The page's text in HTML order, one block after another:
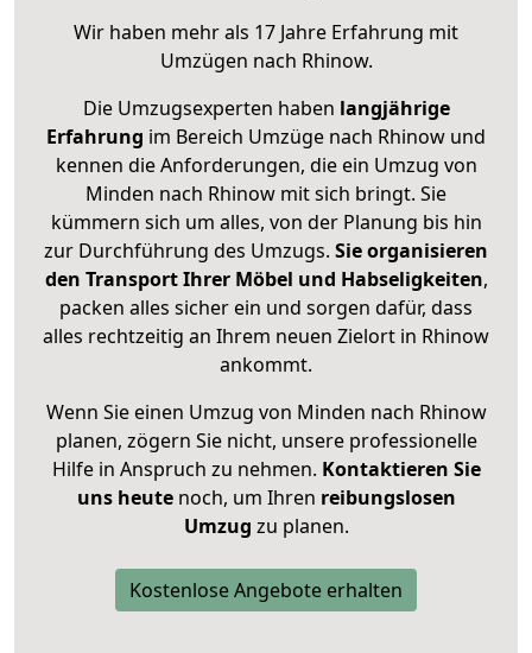
Wir haben mehr als 17 Jahre Erfahrung mit
Umzügen nach Rhinow.
Die Umzugsexperten haben langjährige
Erfahrung im Bereich Umzüge nach Rhinow und
kennen die Anforderungen, die ein Umzug von
Minden nach Rhinow mit sich bringt. Sie
kümmern sich um alles, von der Planung bis hin
zur Durchführung des Umzugs. Sie organisieren
den Transport Ihrer Möbel und Habseligkeiten,
packen alles sicher ein und sorgen dafür, dass
alles rechtzeitig an Ihrem neuen Zielort in Rhinow
ankommt.
Wenn Sie einen Umzug von Minden nach Rhinow
planen, zögern Sie nicht, unsere professionelle
Hilfe in Anspruch zu nehmen. Kontaktieren Sie
uns heutenoch, um Ihren reibungslosen
Umzug zu planen.
Kostenlose Angebote erhalten